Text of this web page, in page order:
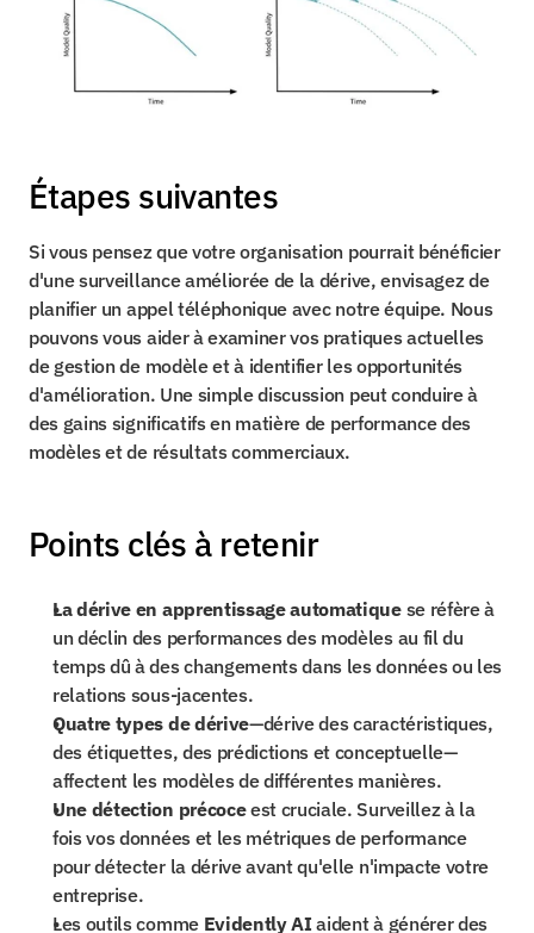
Étapes suivantes
Si vous pensez que votre organisation pourrait bénéficier
d'une surveillance améliorée de la dérive, envisagez de
planifier un appel téléphonique avec notre équipe. Nous
pouvons vous aider à examiner vos pratiques actuelles
de gestion de modèle et à identifier les opportunités
d'amélioration. Une simple discussion peut conduire à
des gains significatifs en matière de performance des
modèles et de résultats commerciaux.
Points clés à retenir
La dérive en apprentissage automatique se réfère à
un déclin des performances des modèles au fil du
temps dû à des changements dans les données ou les
relations sous-jacentes.
Quatre types de dérive—dérive des caractéristiques,
des étiquettes, des prédictions et conceptuelle—
affectent les modèles de différentes manières.
Une détection précoce est cruciale. Surveillez à la
fois vos données et les métriques de performance
pour détecter la dérive avant qu'elle n'impacte votre
entreprise.
Les outils comme Evidently AI aident à générer des